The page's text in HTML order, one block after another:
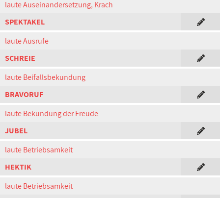
laute Auseinandersetzung, Krach
SPEKTAKEL
laute Ausrufe
SCHREIE
laute Beifallsbekundung
BRAVORUF
laute Bekundung der Freude
JUBEL
laute Betriebsamkeit
HEKTIK
laute Betriebsamkeit